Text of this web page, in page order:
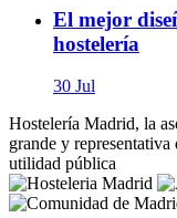
El mejor
hostelería
30 Jul
Hostelería Madrid, la
grande y
utilidad pública